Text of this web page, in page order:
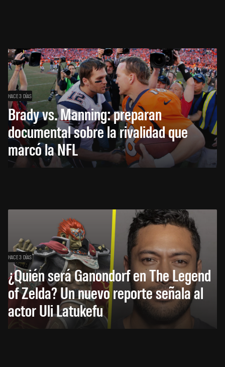
HACE 3 DÍAS
Brady vs. Manning: preparan
documental sobre la rivalidad que
marcó la NFL
HACE 3 DÍAS
¿Quién será Ganondorf en The Legend
of Zelda? Un nuevo reporte señala al
actor Uli Latukefu